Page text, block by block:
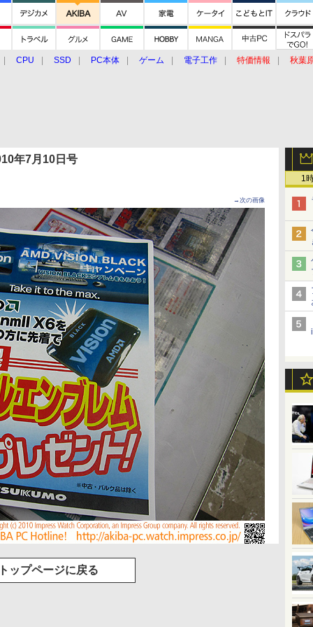
CPU SSD PC本体 ゲーム 電子工作 特価情報
秋葉
1
年7月10日号
→次の画像
ップページに戻る